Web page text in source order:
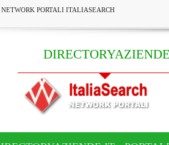
NETWORK PORTALI ITALIASEARCH
DIRECTORYAZIENDE